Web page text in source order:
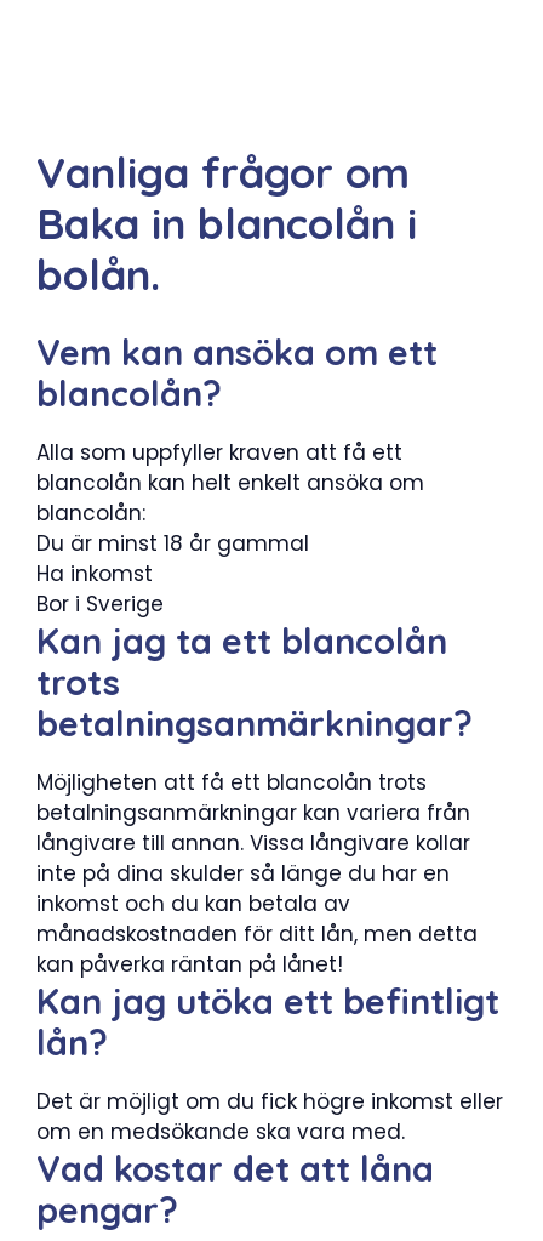
Vanliga frågor om
Baka in blancolån i
bolån.
Vem kan ansöka om ett
blancolån?
Alla som uppfyller kraven att få ett
blancolån kan helt enkelt ansöka om
blancolån:
Du är minst 18 år gammal
Ha inkomst
Bor i Sverige
Kan jag ta ett blancolån
trots
betalningsanmärkningar?
Möjligheten att få ett blancolån trots
betalningsanmärkningar kan variera från
långivare till annan. Vissa långivare kollar
inte på dina skulder så länge du har en
inkomst och du kan betala av
månadskostnaden för ditt lån, men detta
kan påverka räntan på lånet!
Kan jag utöka ett befintligt
lån?
Det är möjligt om du fick högre inkomst eller
om en medsökande ska vara med.
Vad kostar det att låna
pengar?